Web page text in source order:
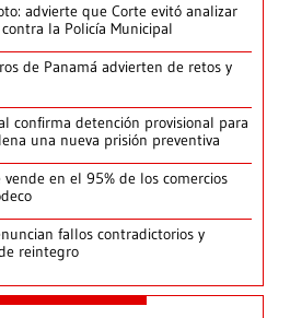
advierte que Corte evitó analizar
la Policía Municipal
de Panamá advierten de retos y
confirma detención provisional para
una nueva prisión preventiva
en el 95% de los comercios
fallos contradictorios y
reintegro